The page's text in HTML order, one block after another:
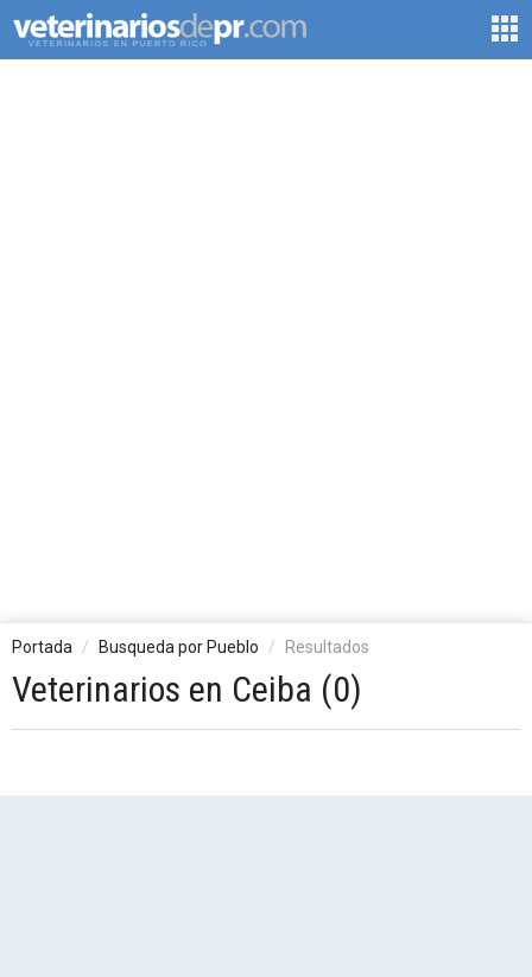
Portada Busqueda por Pueblo Resultados
Veterinarios en Ceiba (0)